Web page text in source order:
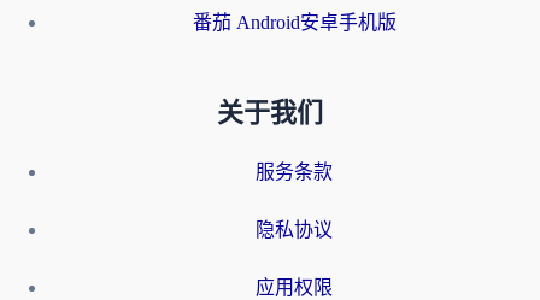
番茄 Android安卓手机版
关于我们
服务条款
隐私协议
应用权限